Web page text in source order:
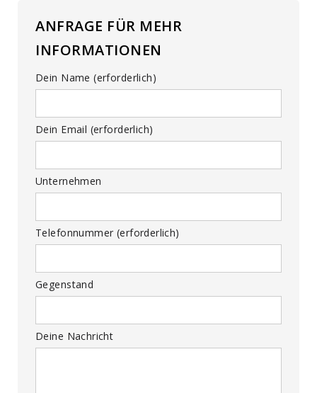
ANFRAGE FÜR MEHR
INFORMATIONEN
Dein Name (erforderlich)
Dein Email (erforderlich)
Unternehmen
Telefonnummer (erforderlich)
Gegenstand
Deine Nachricht